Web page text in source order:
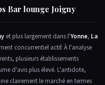
Bar lounge Joigny
et plus largement dans l'Yonne, La
concurrentiel actif. À l'analyse
plusieurs établissements
d'avis plus élevé. L'antidote,
clairement le marché en termes